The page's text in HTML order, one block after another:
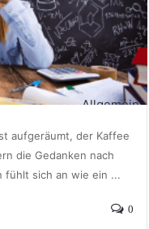
Allgemein
aufgeräumt, der Kaffee
die Gedanken nach
fühlt sich an wie ein ...
0